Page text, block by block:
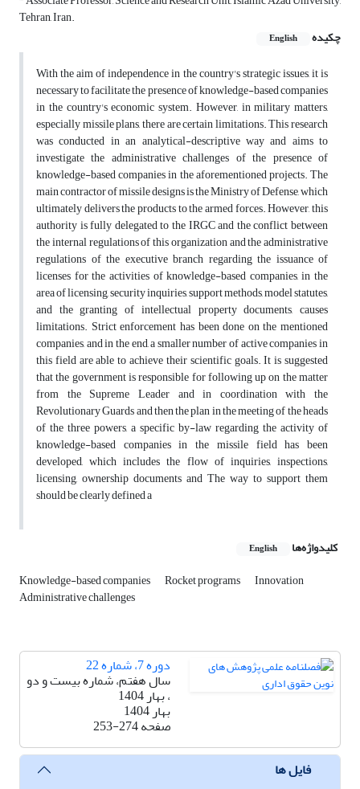
Tehran, Iran.
چکیده
English
With the aim of independence in the country's strategic issues, it is
necessary to facilitate the presence of knowledge-based companies
in the country's economic system. However, in military matters,
especially missile plans, there are certain limitations. This research
was conducted in an analytical-descriptive way and aims to
investigate the administrative challenges of the presence of
knowledge-based companies in the aforementioned projects. The
main contractor of missile designs is the Ministry of Defense, which
ultimately delivers the products to the armed forces. However, this
authority is fully delegated to the IRGC and the conflict between
the internal regulations of this organization and the administrative
regulations of the executive branch regarding the issuance of
licenses for the activities of knowledge-based companies, in the
area of licensing, security inquiries, support methods, model statutes,
and the granting of intellectual property documents, causes
limitations. Strict enforcement has been done on the mentioned
companies, and in the end, a smaller number of active companies in
this field are able to achieve their scientific goals. It is suggested
that the government is responsible for following up on the matter
from the Supreme Leader and in coordination with the
Revolutionary Guards and then the plan in the meeting of the heads
of the three powers, a specific by-law regarding the activity of
knowledge-based companies in the missile field has been
developed, which includes the flow of inquiries, inspections,
licensing, ownership documents and The way to support them
should be clearly defined a
کلیدواژه‌ها English
Knowledge-based companies Rocket programs Innovation
Administrative challenges
دوره 7، شماره 22
سال هفتم، شماره بیست و دو
، بهار 1404
بهار 1404
صفحه253-274
فایل ها